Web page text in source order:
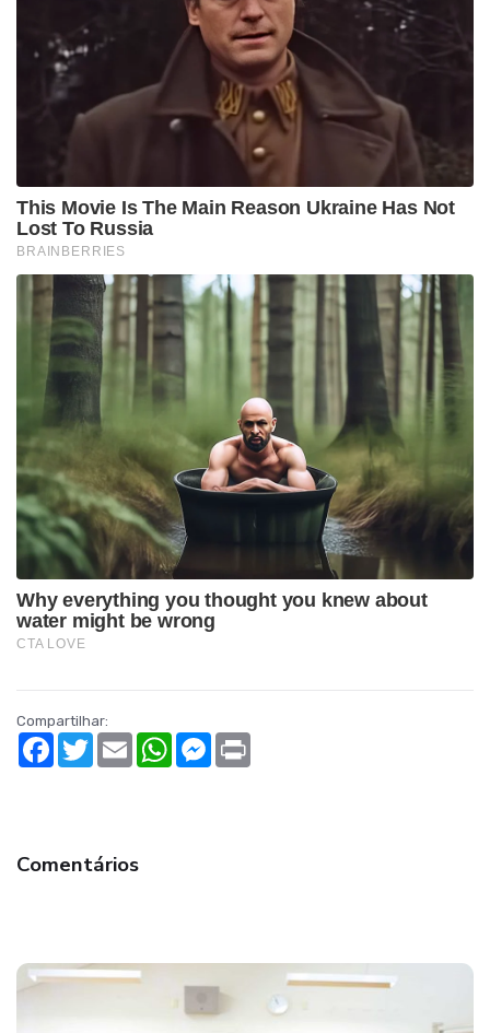
Compartilhar:
Facebook
TwitterEmail WhatsAppMessenger
Comentários